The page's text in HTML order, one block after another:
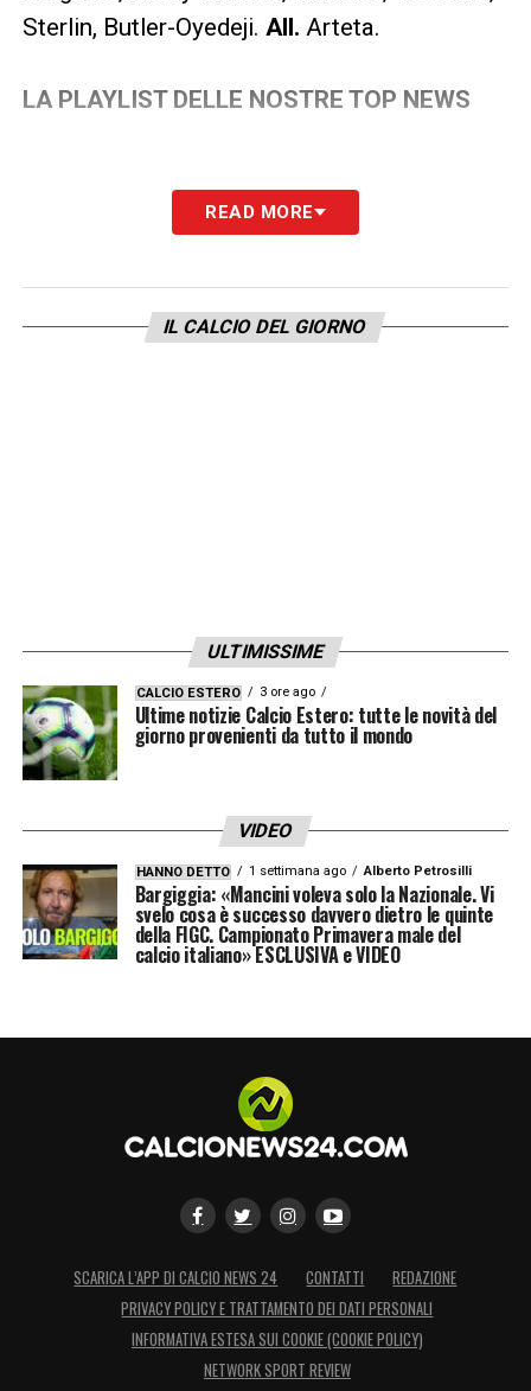
Sterlin, Butler-Oyedeji. All. Arteta.
LA PLAYLIST DELLE NOSTRE TOP NEWS
READ MORE
IL CALCIO DEL GIORNO
ULTIMISSIME
CALCIO ESTERO 3 ore ago
Ultime notizie Calcio Estero: tutte le novità del
giorno provenienti da tutto il mondo
VIDEO
HANNO DETTO 1 settimana ago Alberto Petrosilli
Bargiggia: «Mancini voleva solo la Nazionale. Vi
svelo cosa è successo davvero dietro le quinte
della FIGC. Campionato Primavera male del
calcio italiano» ESCLUSIVA e VIDEO
SCARICA L’APP DI CALCIO NEWS 24 CONTATTI
REDAZIONE
PRIVACY POLICY E TRATTAMENTO DEI DATI PERSONALI
INFORMATIVA ESTESA SUI COOKIE (COOKIE POLICY)
NETWORK SPORT REVIEW